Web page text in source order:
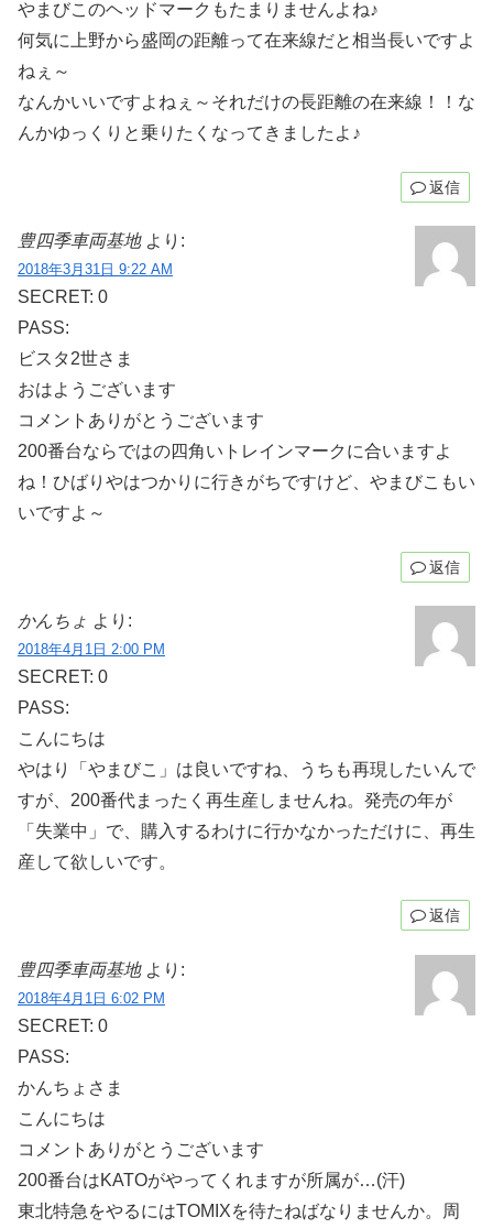
やまびこのヘッドマークもたまりませんよね♪
何気に上野から盛岡の距離って在来線だと相当長いですよ
ねぇ～
なんかいいですよねぇ～それだけの長距離の在来線！！な
んかゆっくりと乗りたくなってきましたよ♪
返信
豊四季車両基地 より:
2018年3月31日 9:22 AM
SECRET: 0
PASS:
ビスタ2世さま
おはようございます
コメントありがとうございます
200番台ならではの四角いトレインマークに合いますよ
ね！ひばりやはつかりに行きがちですけど、やまびこもい
いですよ～
返信
かんちょ より:
2018年4月1日 2:00 PM
SECRET: 0
PASS:
こんにちは
やはり「やまびこ」は良いですね、うちも再現したいんで
すが、200番代まったく再生産しませんね。発売の年が
「失業中」で、購入するわけに行かなかっただけに、再生
産して欲しいです。
返信
豊四季車両基地 より:
2018年4月1日 6:02 PM
SECRET: 0
PASS:
かんちょさま
こんにちは
コメントありがとうございます
200番台はKATOがやってくれますが所属が…(汗)
東北特急をやるにはTOMIXを待たねばなりませんか。周